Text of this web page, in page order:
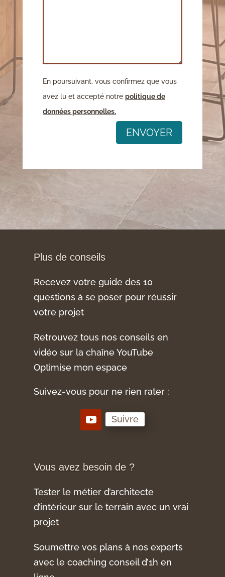
En poursuivant, vous confirmez que vous
avez lu et accepté notrepolitique de
données personnelles.
ENVOYER
Plus de conseils
Recevez votre guide des 10
questions à se poser pour réussir
votre projet
Retrouvez tous nos conseils en
vidéo sur la chaîne YouTube
Optimise mon espace
Suivez-vous pour ne rien rater :
Suivre
Vous avez besoin de ?
Tester le métier d’architecte
d’intérieur sur le terrain avec un vrai
projet
Soumettre vos plans à nos experts
avec le coaching conseil d’1h en